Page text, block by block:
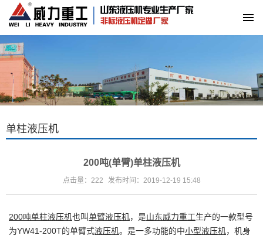
单柱液压机
200吨(单臂)单柱液压机
点击量：222 发布时间：2019-12-19 15:48
200吨单柱液压机也叫单臂液压机，是山东威力重工生产的一款型号
为YW41-200T的单臂式液压机。是一多功能的中小型液压机，机身